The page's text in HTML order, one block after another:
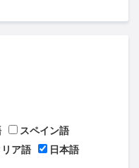
スペイン語
ア語
日本語